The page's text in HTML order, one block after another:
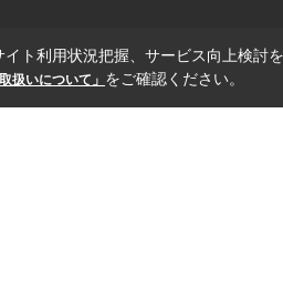
ト利用状況把握、サービス向上検討
扱いについて」 をご確認ください。